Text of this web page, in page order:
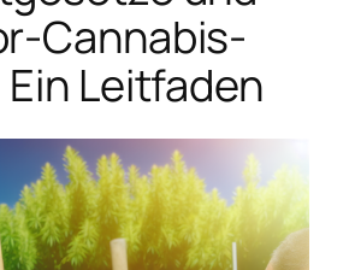
Cannabis-
Leitfaden